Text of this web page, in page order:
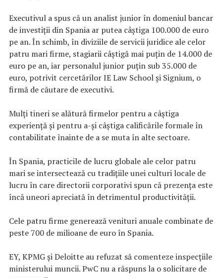
Executivul a spus că un analist junior în domeniul bancar
de investiții din Spania ar putea câștiga 100.000 de euro
pe an. În schimb, în diviziile de servicii juridice ale celor
patru mari firme, stagiarii câștigă mai puțin de 14.000 de
euro pe an, iar personalul junior puțin sub 35.000 de
euro, potrivit cercetărilor IE Law School și Signium, o
firmă de căutare de executivi.
Mulți tineri se alătură firmelor pentru a câștiga
experiență și pentru a-și câștiga calificările formale în
contabilitate înainte de a se muta în alte sectoare.
În Spania, practicile de lucru globale ale celor patru
mari se intersectează cu tradițiile unei culturi locale de
lucru în care directorii corporativi spun că prezenţa este
încă uneori apreciată în detrimentul productivității.
Cele patru firme generează venituri anuale combinate de
peste 700 de milioane de euro în Spania.
EY, KPMG și Deloitte au refuzat să comenteze inspecțiile
ministerului muncii. PwC nu a răspuns la o solicitare de